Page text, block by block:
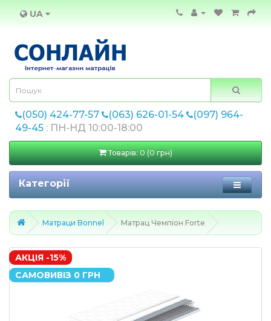
UA
(050) 424-77-57 (063) 626-01-54
(097) 964-
49-45 : ПН-НД 10:00-18:00
Товарів: 0 (0 грн)
Категорії
Матраци Bonnel Матрац Чемпіон Forte
АКЦІЯ -15%
САМОВИВІЗ 0 ГРН